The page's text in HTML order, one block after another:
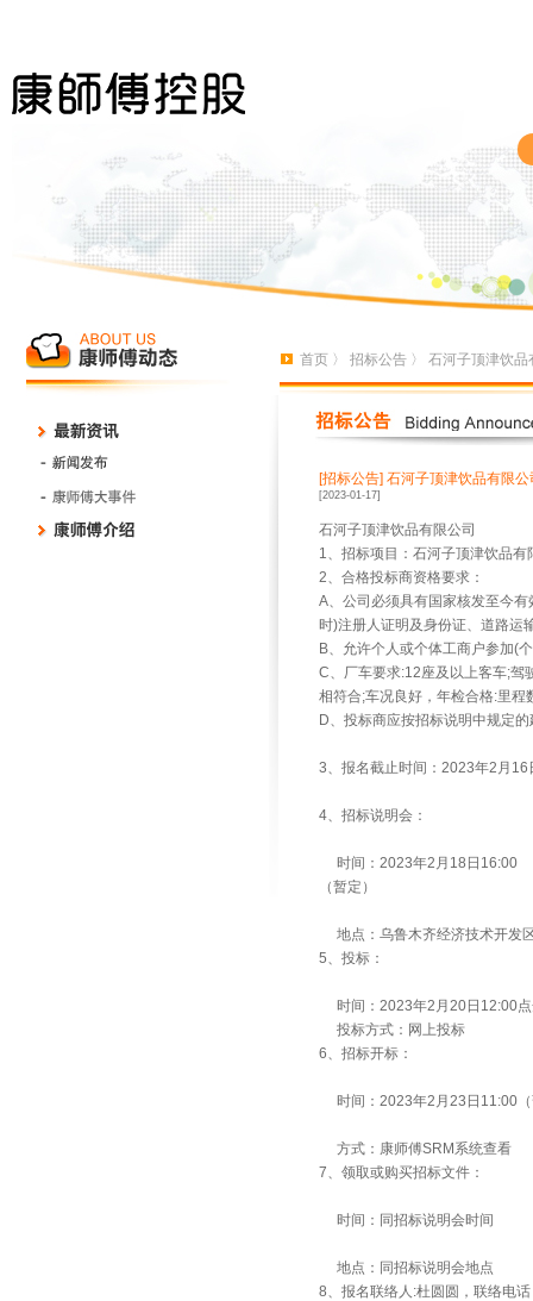
首页 〉 招标公告 〉 石河子顶津饮
[招标公告] 石河子顶津饮品有限
[2023-01-17]
石河子顶津饮品有限公司
1、招标项目：石河子顶津饮品
2、合格投标商资格要求：
A、公司必须具有国家核发至今
时)注册人证明及身份证、道路运
B、允许个人或个体工商户参加(
C、厂车要求:12座及以上客车;驾
相符合;车况良好，年检合格:里
D、投标商应按招标说明中规定
3、报名截止时间：2023年2月16
4、招标说明会：
时间：2023年2月18日16:00
（暂定）
地点：乌鲁木齐经济技术开发
5、投标：
时间：2023年2月20日12:00点
投标方式：网上投标
6、招标开标：
时间：2023年2月23日11:00（
方式：康师傅SRM系统查看
7、领取或购买招标文件：
时间：同招标说明会时间
地点：同招标说明会地点
8、报名联络人:杜圆圆，联络电